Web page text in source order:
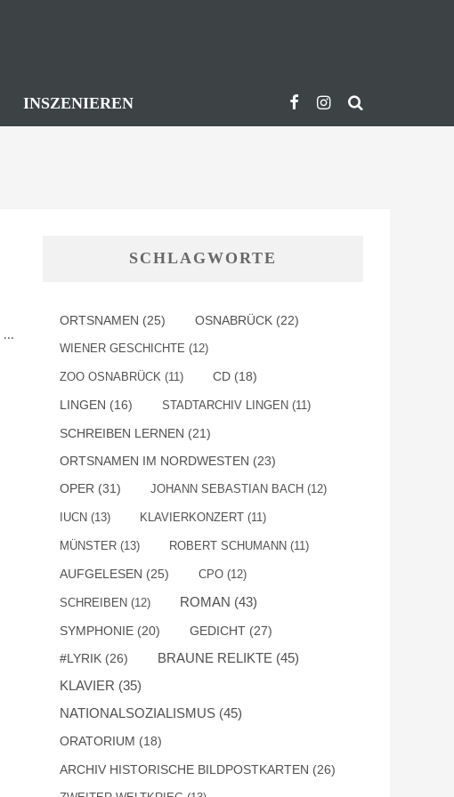
INSZENIEREN
...
SCHLAGWORTE
ORTSNAMEN (25) OSNABRÜCK (22)
WIENER GESCHICHTE (12)
ZOO OSNABRÜCK (11) CD (18)
LINGEN (16) STADTARCHIV LINGEN (11)
SCHREIBEN LERNEN (21)
ORTSNAMEN IM NORDWESTEN (23)
OPER (31) JOHANN SEBASTIAN BACH (12)
IUCN (13) KLAVIERKONZERT (11)
MÜNSTER (13) ROBERT SCHUMANN (11)
AUFGELESEN (25) CPO (12)
SCHREIBEN (12) ROMAN (43)
SYMPHONIE (20) GEDICHT (27)
#LYRIK (26) BRAUNE RELIKTE (45)
KLAVIER (35)
NATIONALSOZIALISMUS (45)
ORATORIUM (18)
ARCHIV HISTORISCHE BILDPOSTKARTEN (26)